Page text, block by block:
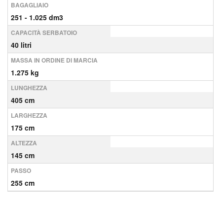
BAGAGLIAIO
251 - 1.025 dm3
CAPACITÀ SERBATOIO
40 litri
MASSA IN ORDINE DI MARCIA
1.275 kg
LUNGHEZZA
405 cm
LARGHEZZA
175 cm
ALTEZZA
145 cm
PASSO
255 cm